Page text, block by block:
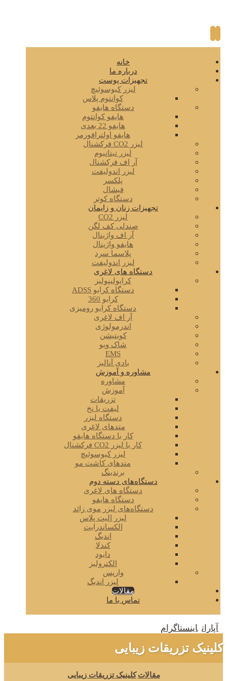
خانه
درباره ما
تجهیزات پوست
لیزر کیوسوئیچ
کوانتوم پلاس
دستگاه هایفو
هایفو کوانتوم
هایفو 22 بعدی
هایفو اولترافورمر
لیزر CO2 فرکشنال
لیزر تیتانیوم
آر اف فرکشنال
لیزر اندولیفت
پلکسر
فیشال
دستگاه کوتر
تجهیزات زنان و زایمان
لیزر CO2
صندلی کف لگن
آر اف واژینال
هایفو واژینال
پلاسما سرد
لیزر اندولیفت
دستگاه های لاغری
کرایولیپولیز
دستگاه کرایو ADSS
کرایو 360
دستگاه کرایو رومیزی
آر اف لاغری
اندرمولوژی
کویتیشن
شاک ویو
EMS
بادی آنالیز
مشاوره و آموزش
مشاوره
آموزش
تزریقات
لیفت با نخ
دستگاه لیزر
متدهای لاغری
کار با دستگاه هایفو
کار با لیزر CO2 فرکشنال
لیزر کیوسوئیچ
متدهای کاشت مو
برندینگ
دستگاه‌های دسته دوم
دستگاه های لاغری
دستگاه هایفو
دستگاه‌های لیزر موی زائد
لیزر الیت پلاس
الکساندرایت
اندیگ
کندلا
دایود
الکترولیز
واریس
لیزر اندیگ
مقالات
تماس با ما
آپارات اینستاگرام
کلینیک تزریقات زیبایی
مقالات کلینیک تزریقات زیبایی